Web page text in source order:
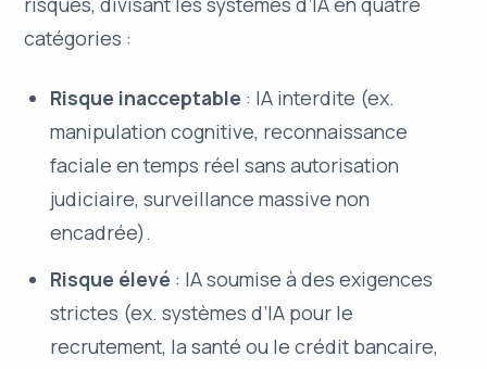
catégories :
Risque inacceptable : IA interdite (ex.
manipulation cognitive, reconnaissance
faciale en temps réel sans autorisation
judiciaire, surveillance massive non
encadrée).
Risque élevé : IA soumise à des exigences
strictes (ex. systèmes d’IA pour le
recrutement, la santé ou le crédit bancaire,